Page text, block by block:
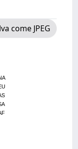
come JPEG